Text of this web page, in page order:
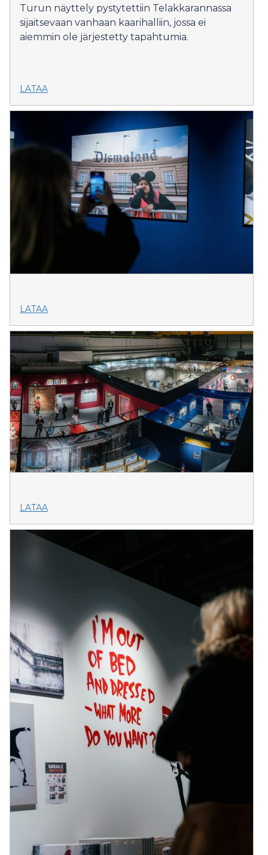
Turun näyttely pystytettiin Telakkarannassa
sijaitsevaan vanhaan kaarihalliin, jossa ei
aiemmin ole järjestetty tapahtumia.
LATAA
LATAA
LATAA